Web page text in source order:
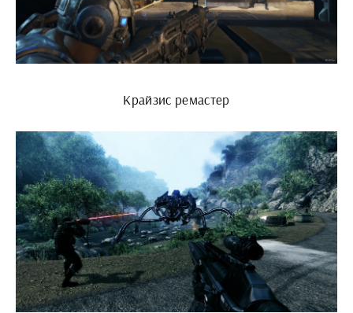
Крайзис ремастер